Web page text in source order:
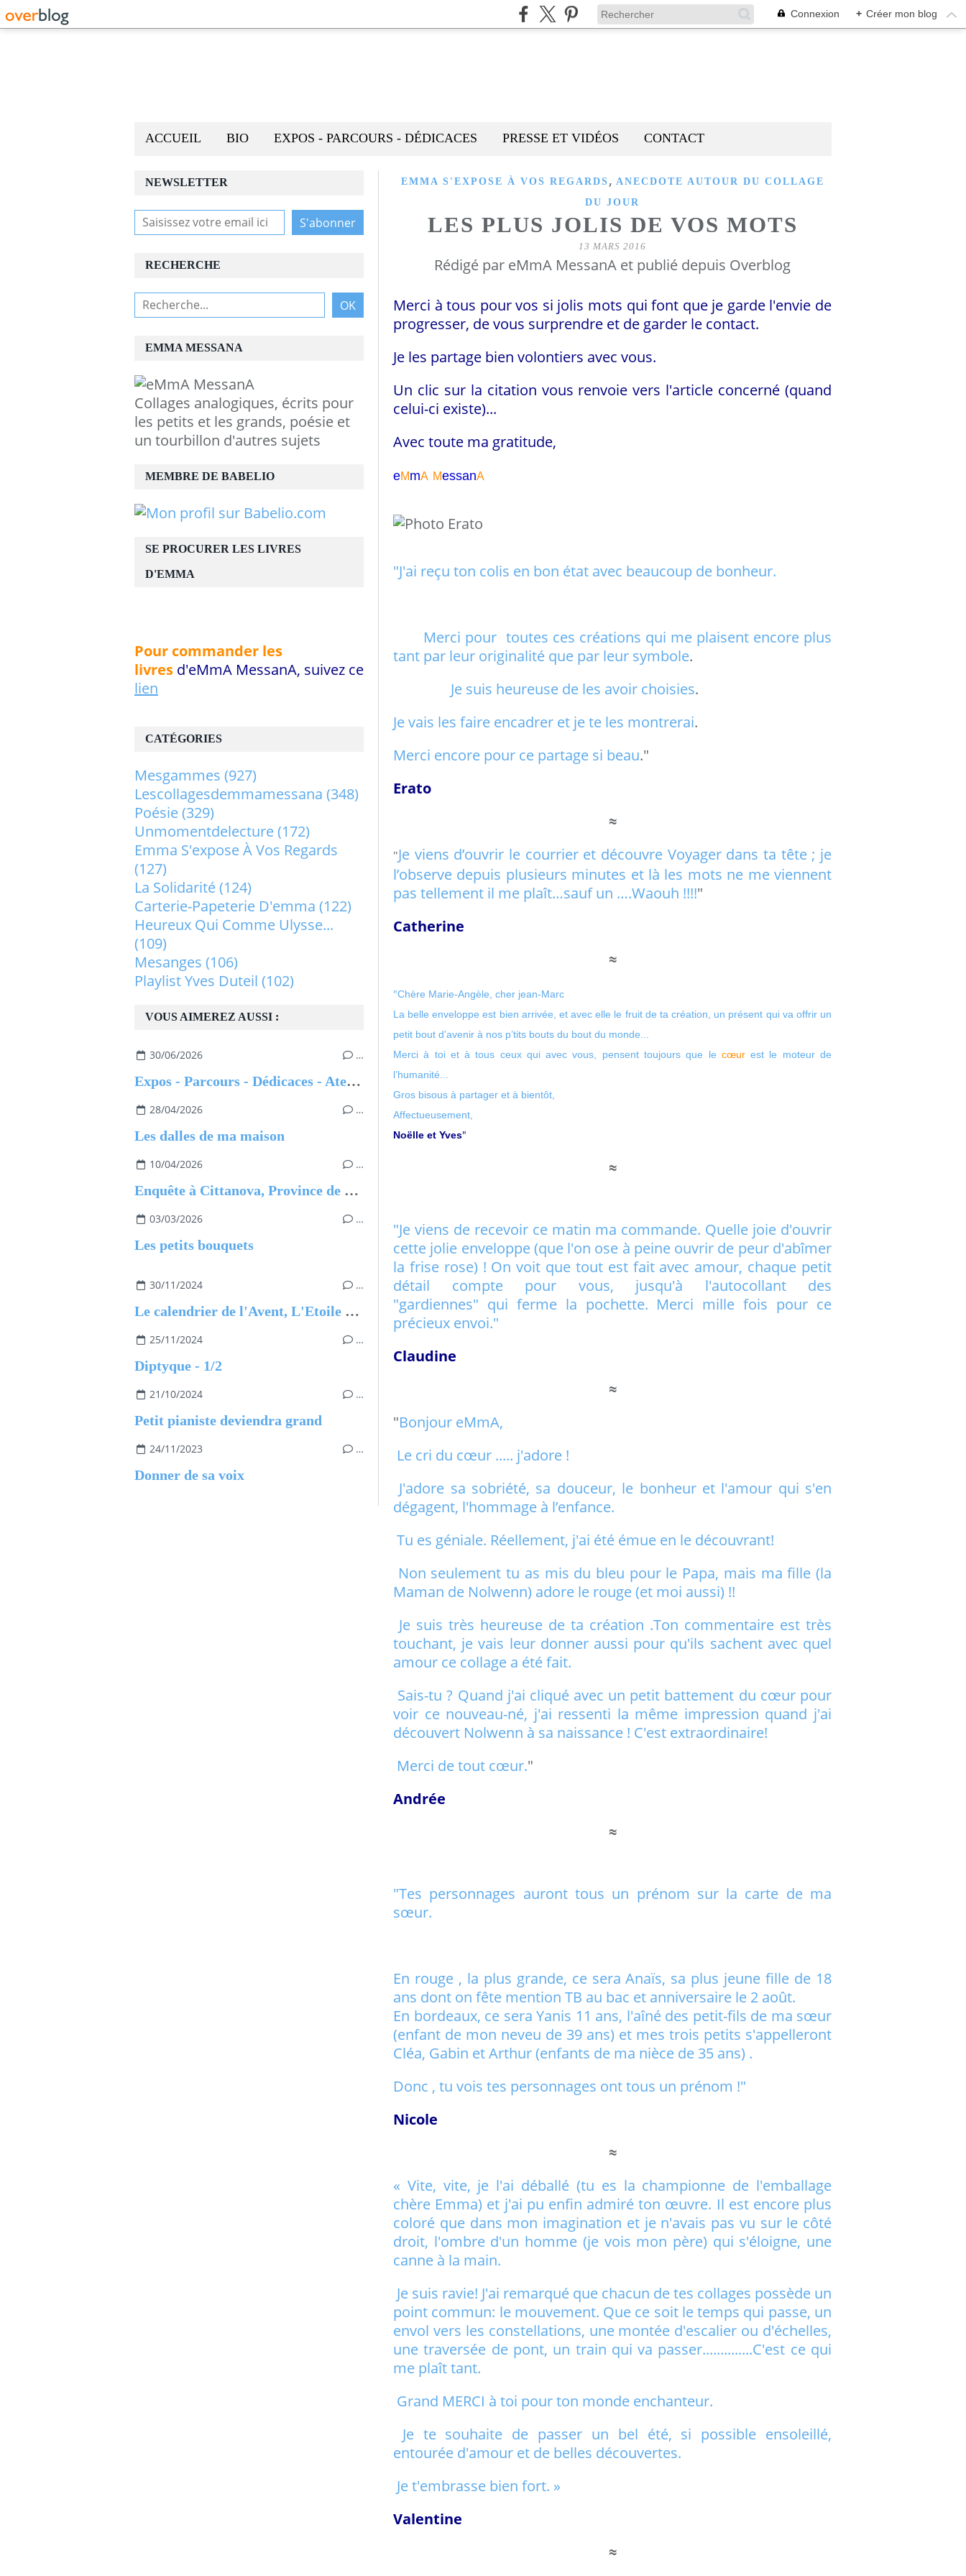
Connexion + Créer mon blog
ACCUEIL BIO EXPOS - PARCOURS - DÉDICACES PRESSE ET VIDÉOS CONTACT
EMMA S'EXPOSE À VOS REGARDS , ANECDOTE AUTOUR DU COLLAGE
DU JOUR
LES PLUS JOLIS DE VOS MOTS
13 MARS 2016
Rédigé par eMmA MessanA et publié depuis Overblog
Merci à tous pour vos si jolis mots qui font que je garde l'envie de
progresser, de vous surprendre et de garder le contact.
Je les partage bien volontiers avec vous.
Un clic sur la citation vous renvoie vers l'article concerné (quand
celui-ci existe)...
Avec toute ma gratitude,
eMmA MessanA
"J'ai reçu ton colis en bon état avec beaucoup de bonheur.
Merci pour toutes ces créations qui me plaisent encore plus
tant par leur originalité que par leur symbole.
Je suis heureuse de les avoir choisies.
Je vais les faire encadrer et je te les montrerai.
Merci encore pour ce partage si beau."
Erato
≈
"Je viens d’ouvrir le courrier et découvre Voyager dans ta tête ; je
l’observe depuis plusieurs minutes et là les mots ne me viennent
pas tellement il me plaît…sauf un ….Waouh !!!!"
Catherine
≈
"Chère Marie-Angèle, cher jean-Marc
La belle enveloppe est bien arrivée, et avec elle le fruit de ta création, un présent qui va offrir un
petit bout d’avenir à nos p’tits bouts du bout du monde...
Merci à toi et à tous ceux qui avec vous, pensent toujours que le cœurest le moteur de
l’humanité...
Gros bisous à partager et à bientôt,
Affectueusement,
Noëlle et Yves"
≈
"Je viens de recevoir ce matin ma commande. Quelle joie d'ouvrir
cette jolie enveloppe (que l'on ose à peine ouvrir de peur d'abîmer
la frise rose) ! On voit que tout est fait avec amour, chaque petit
détail compte pour vous, jusqu'à l'autocollant des
"gardiennes" qui ferme la pochette. Merci mille fois pour ce
précieux envoi."
Claudine
≈
"Bonjour eMmA,
Le cri du cœur ..... j'adore !
J'adore sa sobriété, sa douceur, le bonheur et l'amour qui s'en
dégagent, l'hommage à l’enfance.
Tu es géniale. Réellement, j'ai été émue en le découvrant!
Non seulement tu as mis du bleu pour le Papa, mais ma fille (la
Maman de Nolwenn) adore le rouge (et moi aussi) !!
Je suis très heureuse de ta création .Ton commentaire est très
touchant, je vais leur donner aussi pour qu'ils sachent avec quel
amour ce collage a été fait.
Sais-tu ? Quand j'ai cliqué avec un petit battement du cœur pour
voir ce nouveau-né, j'ai ressenti la même impression quand j'ai
découvert Nolwenn à sa naissance ! C'est extraordinaire!
Merci de tout cœur."
Andrée
≈
"Tes personnages auront tous un prénom sur la carte de ma
sœur.
En rouge , la plus grande, ce sera Anaïs, sa plus jeune fille de 18
ans dont on fête mention TB au bac et anniversaire le 2 août.
En bordeaux, ce sera Yanis 11 ans, l'aîné des petit-fils de ma sœur
(enfant de mon neveu de 39 ans) et mes trois petits s'appelleront
Cléa, Gabin et Arthur (enfants de ma nièce de 35 ans) .
Donc , tu vois tes personnages ont tous un prénom !"
Nicole
≈
« Vite, vite, je l'ai déballé (tu es la championne de l'emballage
chère Emma) et j'ai pu enfin admiré ton œuvre. Il est encore plus
coloré que dans mon imagination et je n'avais pas vu sur le côté
droit, l'ombre d'un homme (je vois mon père) qui s'éloigne, une
canne à la main.
Je suis ravie! J'ai remarqué que chacun de tes collages possède un
point commun: le mouvement. Que ce soit le temps qui passe, un
envol vers les constellations, une montée d'escalier ou d'échelles,
une traversée de pont, un train qui va passer..............C'est ce qui
me plaît tant.
Grand MERCI à toi pour ton monde enchanteur.
Je te souhaite de passer un bel été, si possible ensoleillé,
entourée d'amour et de belles découvertes.
Je t'embrasse bien fort. »
Valentine
≈
NEWSLETTER
RECHERCHE
EMMA MESSANA
Collages analogiques, écrits pour
les petits et les grands, poésie et
un tourbillon d'autres sujets
VOUS AIMEREZ AUSSI :
30/06/2026 …
Expos - Parcours - Dédicaces - Ateliers
28/04/2026 …
Les dalles de ma maison
10/04/2026 …
Enquête à Cittanova, Province de Reggio de Calabre
03/03/2026 …
Les petits bouquets
30/11/2024 …
Le calendrier de l'Avent, L'Etoile de Grand-mère
25/11/2024 …
Diptyque - 1/2
21/10/2024 …
Petit pianiste deviendra grand
24/11/2023 …
Donner de sa voix
CATÉGORIES
Mesgammes (927)
Lescollagesdemmamessana (348)
Poésie(329)
Unmomentdelecture(172)
Emma S'expose À Vos Regards
(127)
La Solidarité(124)
Carterie-Papeterie D'emma (122)
Heureux Qui Comme Ulysse...
(109)
Mesanges (106)
Playlist Yves Duteil (102)
MEMBRE DE BABELIO
SE PROCURER LES LIVRES
D'EMMA
Pour commander les
livres d'eMmA MessanA, suivez ce
lien